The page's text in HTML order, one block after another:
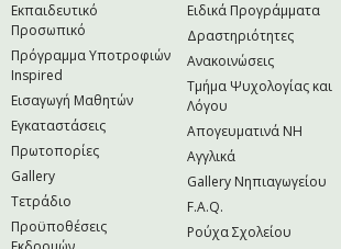
Εκπαιδευτικό
Προσωπικό
Πρόγραμμα Υποτροφιών
Inspired
Εισαγωγή Μαθητών
Εγκαταστάσεις
Πρωτοπορίες
Gallery
Τετράδιο
Προϋποθέσεις
Ειδικά Προγράμματα
Δραστηριότητες
Ανακοινώσεις
Τμήμα Ψυχολογίας και
Λόγου
Απογευματινά NH
Αγγλικά
Gallery Νηπιαγωγείου
F.A.Q.
Ρούχα Σχολείου